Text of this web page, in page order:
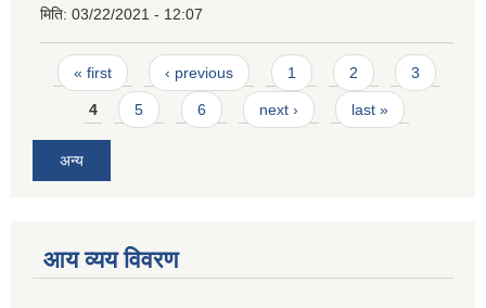
मिति: 03/22/2021 - 12:07
Pages
« first ‹ previous 1 2 3
4 5 6 next › last »
अन्य
आय व्यय विवरण